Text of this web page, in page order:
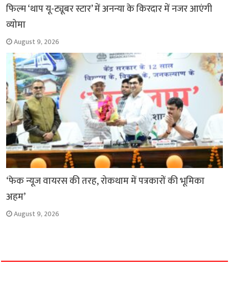
फिल्म ‘थाप यू-ट्यूबर स्टार’ में अनन्या के किरदार में नजर आएंगी
व्योमा
August 9, 2026
‘फेक न्यूज वायरस की तरह, रोकथाम में पत्रकारों की भूमिका
अहम’
August 9, 2026